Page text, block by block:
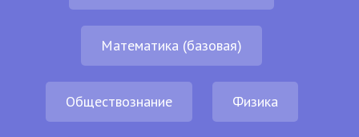
Математика (базовая)
Обществознание Физика